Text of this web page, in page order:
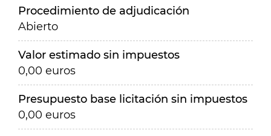
Procedimiento de adjudicación
Abierto
Valor estimado sin impuestos
0,00 euros
Presupuesto base licitación sin impuestos
0,00 euros